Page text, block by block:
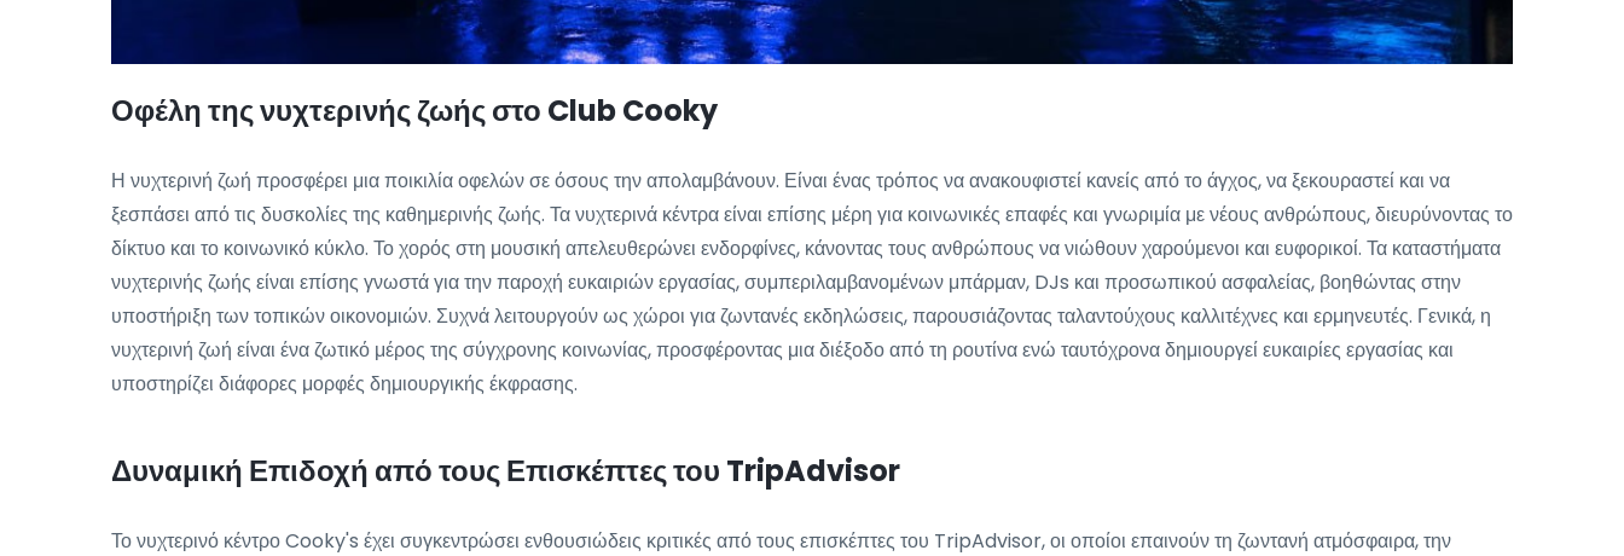
Οφέλη της νυχτερινής ζωής στο Club Cooky
Η νυχτερινή ζωή προσφέρει μια ποικιλία οφελών σε όσους την απολαμβάνουν. Είναι ένας τρόπος να ανακουφιστεί κανείς από το άγχος, να ξεκουραστεί και να
ξεσπάσει από τις δυσκολίες της καθημερινής ζωής. Τα νυχτερινά κέντρα είναι επίσης μέρη για κοινωνικές επαφές και γνωριμία με νέους ανθρώπους, διευρύνοντας το
δίκτυο και το κοινωνικό κύκλο. Το χορός στη μουσική απελευθερώνει ενδορφίνες, κάνοντας τους ανθρώπους να νιώθουν χαρούμενοι και ευφορικοί. Τα καταστήματα
νυχτερινής ζωής είναι επίσης γνωστά για την παροχή ευκαιριών εργασίας, συμπεριλαμβανομένων μπάρμαν, DJs και προσωπικού ασφαλείας, βοηθώντας στην
υποστήριξη των τοπικών οικονομιών. Συχνά λειτουργούν ως χώροι για ζωντανές εκδηλώσεις, παρουσιάζοντας ταλαντούχους καλλιτέχνες και ερμηνευτές. Γενικά, η
νυχτερινή ζωή είναι ένα ζωτικό μέρος της σύγχρονης κοινωνίας, προσφέροντας μια διέξοδο από τη ρουτίνα ενώ ταυτόχρονα δημιουργεί ευκαιρίες εργασίας και
υποστηρίζει διάφορες μορφές δημιουργικής έκφρασης.
Δυναμική Επιδοχή από τους Επισκέπτες του TripAdvisor
Το νυχτερινό κέντρο Cooky's έχει συγκεντρώσει ενθουσιώδεις κριτικές από τους επισκέπτες του TripAdvisor, οι οποίοι επαινούν τη ζωντανή ατμόσφαιρα, την